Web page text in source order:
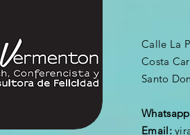
Calle La
Costa
Santo
Email: